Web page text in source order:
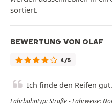
sortiert.
BEWERTUNG VON OLAF
4/5
Ich finde den Reifen gut.
Fahrbahntyp: Straße - Fahrweise: